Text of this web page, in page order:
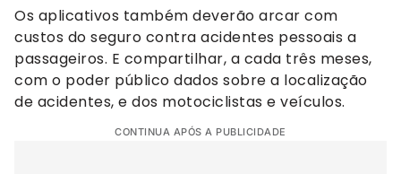
Os aplicativos também deverão arcar com
custos do seguro contra acidentes pessoais a
passageiros. E compartilhar, a cada três meses,
com o poder público dados sobre a localização
de acidentes, e dos motociclistas e veículos.
CONTINUA APÓS A PUBLICIDADE